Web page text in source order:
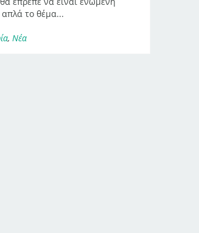
απλά το θέμα...
, Νέα